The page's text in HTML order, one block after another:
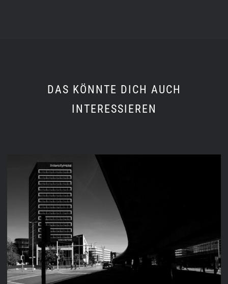
DAS KÖNNTE DICH AUCH
INTERESSIEREN
STREET 2025